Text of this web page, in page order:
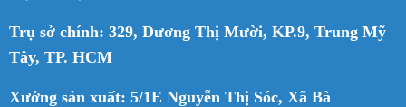
Trụ sở chính: 329, Dương Thị Mười, KP.9, Trung Mỹ
Tây, TP. HCM
Xưởng sản xuất: 5/1E Nguyễn Thị Sóc, Xã Bà